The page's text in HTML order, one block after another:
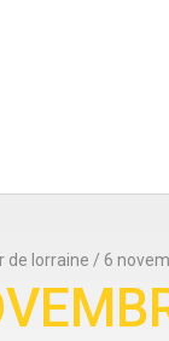
de lorraine / 6